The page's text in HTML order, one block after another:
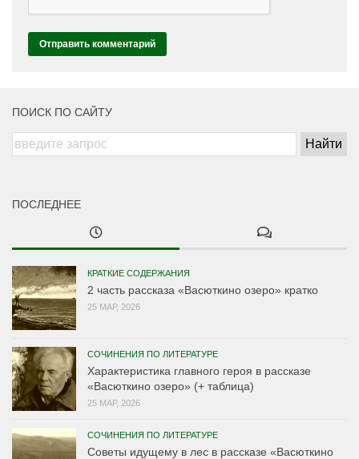
ПОИСК ПО САЙТУ
ПОСЛЕДНЕЕ
КРАТКИЕ СОДЕРЖАНИЯ
2 часть рассказа «Васюткино озеро» кратко
25 МАР, 2026
СОЧИНЕНИЯ ПО ЛИТЕРАТУРЕ
Характеристика главного героя в рассказе
«Васюткино озеро» (+ таблица)
25 МАР, 2026
СОЧИНЕНИЯ ПО ЛИТЕРАТУРЕ
Советы идущему в лес в рассказе «Васюткино